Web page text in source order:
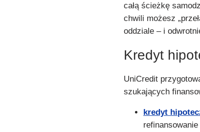
całą ścieżkę
chwili możesz
oddziale – i
Kredyt
UniCredit
szukających
kredyt